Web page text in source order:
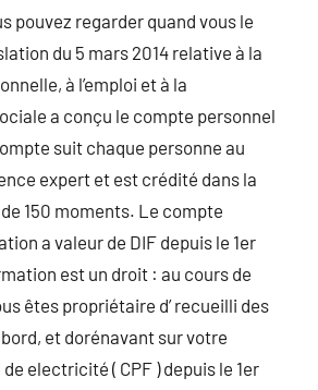
pouvez regarder quand vous le
du 5 mars 2014 relative à la
à l’emploi et à la
a conçu le compte personnel
suit chaque personne au
expert et est crédité dans la
150 moments. Le compte
a valeur de DIF depuis le 1er
est un droit : au cours de
êtes propriétaire d’ recueilli des
et dorénavant sur votre
electricité ( CPF ) depuis le 1er